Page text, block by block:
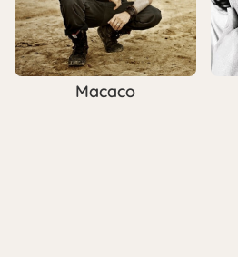
Macaco